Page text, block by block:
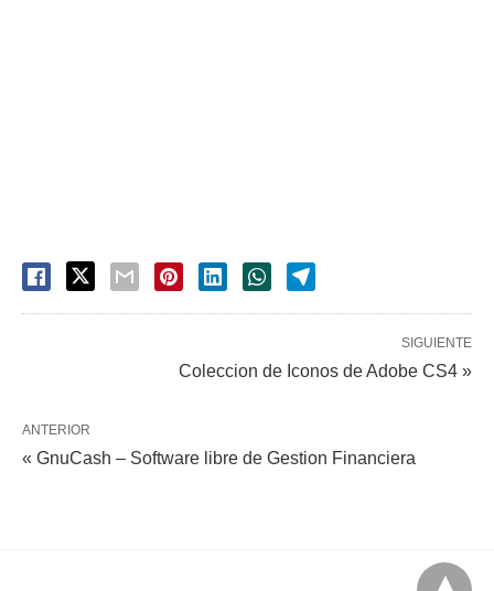
SIGUIENTE
Coleccion de Iconos de Adobe CS4 »
ANTERIOR
« GnuCash – Software libre de Gestion Financiera